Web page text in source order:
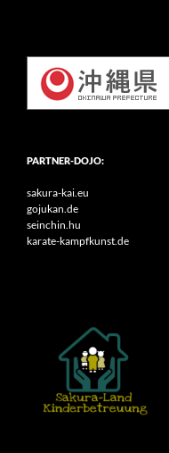
PARTNER-DOJO:
sakura-kai.eu
gojukan.de
seinchin.hu
karate-kampfkunst.de